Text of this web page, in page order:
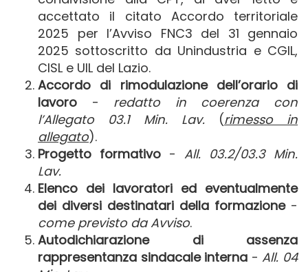
accettato il citato Accordo territoriale
2025 per l’Avviso FNC3 del 31 gennaio
2025 sottoscritto da Unindustria e CGIL,
CISL e UIL del Lazio.
Accordo di rimodulazione dell’orario di
lavoro - redatto in coerenza con
l’Allegato 03.1 Min. Lav. (rimesso in
allegato).
Progetto formativo - All. 03.2/03.3 Min.
Lav.
Elenco dei lavoratori ed eventualmente
dei diversi destinatari della formazione-
come previsto da Avviso.
Autodichiarazione di assenza
rappresentanza sindacale interna -All. 04